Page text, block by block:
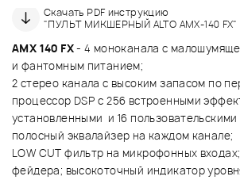
Скачать PDF инструкцию
"ПУЛЬТ МИКШЕРНЫЙ ALTO AMX-140 FX"
AMX 140 FX- 4 моноканала с
и фантомным питанием;
2 стерео канала с высоким запасом по
процессор DSP с 256 встроенными
установленными и 16
полосный эквалайзер на каждом канале;
LOW CUT фильтр на микрофонных
фейдера; высокоточный индикатор